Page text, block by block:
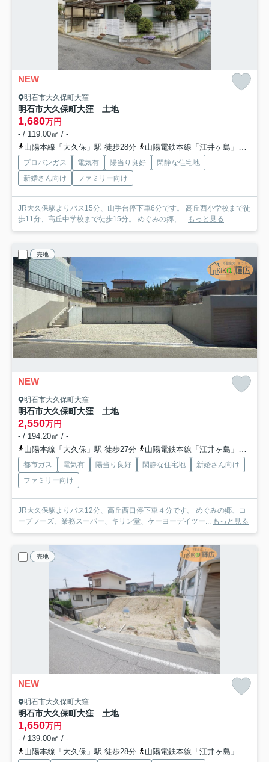
NEW
明石市大久保町大窪
明石市大久保町大窪 土地
1,680万円
- / 119.00㎡ / -
山陽本線「大久保」駅 徒歩28分
山陽電鉄本線「江井ヶ島」駅 徒歩49分
プロパンガス 電気有 陽当り良好
閑静な住宅地
新婚さん向け
ファミリー向け
JR大久保駅よりバス15分、山手台停下車6分です。 高丘西小学校まで徒
歩11分、高丘中学校まで徒歩15分。 めぐみの郷、... もっと見る
売地
NEW
明石市大久保町大窪
明石市大久保町大窪 土地
2,550万円
- / 194.20㎡ / -
山陽本線「大久保」駅 徒歩27分
山陽電鉄本線「江井ヶ島」駅 徒歩49分
都市ガス 電気有 陽当り良好 閑静な住宅地
新婚さん向け
ファミリー向け
JR大久保駅よりバス12分、高丘西口停下車４分です。 めぐみの郷、コ
ープフーズ、業務スーパー、キリン堂、ケーヨーデイツー... もっと見る
売地
NEW
明石市大久保町大窪
明石市大久保町大窪 土地
1,650万円
- / 139.00㎡ / -
山陽本線「大久保」駅 徒歩28分
山陽電鉄本線「江井ヶ島」駅 徒歩50分